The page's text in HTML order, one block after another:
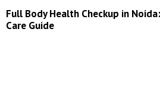
Full Body Health Checkup in
Care Guide